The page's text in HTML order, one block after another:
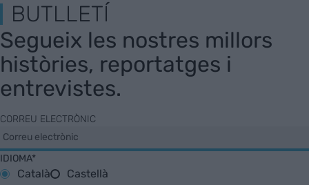
BUTLLETÍ
Segueix les nostres millors
històries, reportatges i
entrevistes.
CORREU ELECTRÒNIC
IDIOMA*
Català
Castellà